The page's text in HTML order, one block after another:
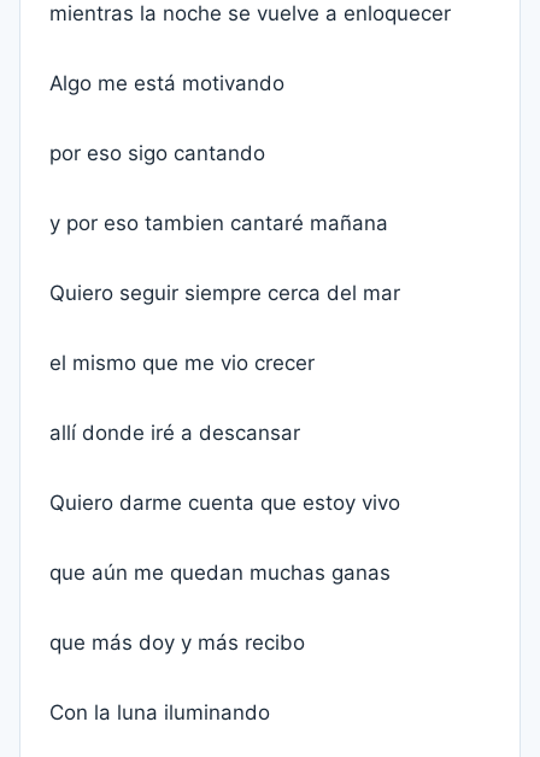
mientras la noche se vuelve a enloquecer
Algo me está motivando
por eso sigo cantando
y por eso tambien cantaré mañana
Quiero seguir siempre cerca del mar
el mismo que me vio crecer
allí donde iré a descansar
Quiero darme cuenta que estoy vivo
que aún me quedan muchas ganas
que más doy y más recibo
Con la luna iluminando